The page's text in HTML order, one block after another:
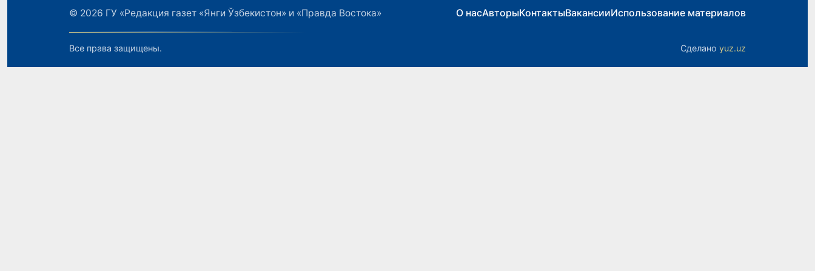
© 2026 ГУ «Редакция газет «Янги Ўзбекистон» и «Правда Востока» О насАвторыКонтактыВакансииИспользование материалов
Все права защищены. Сделано yuz.uz